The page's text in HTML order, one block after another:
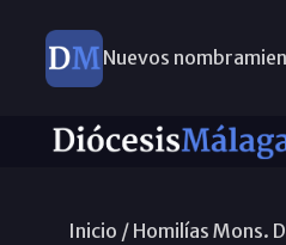
Nuevos
Inicio / Homilías Mons.